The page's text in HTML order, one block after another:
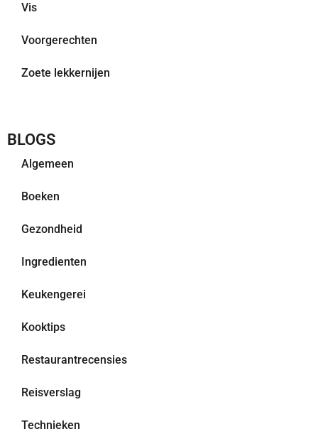
Vis
Voorgerechten
Zoete lekkernijen
BLOGS
Algemeen
Boeken
Gezondheid
Ingredienten
Keukengerei
Kooktips
Restaurantrecensies
Reisverslag
Technieken